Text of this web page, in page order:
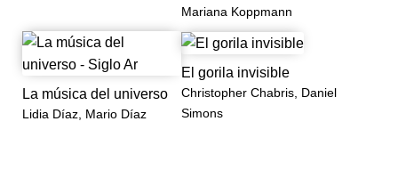
Mariana Koppmann
La música del universo
Lidia Díaz, Mario Díaz
El gorila invisible
Christopher Chabris, Daniel
Simons